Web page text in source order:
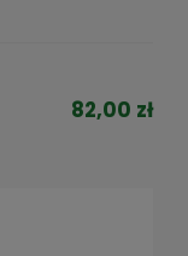
82,00 zł